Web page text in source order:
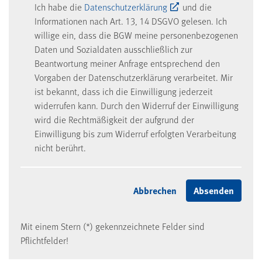
Ich habe die Datenschutzerklärung
und die
Informationen nach Art. 13, 14 DSGVO gelesen. Ich
willige ein, dass die BGW meine personenbezogenen
Daten und Sozialdaten ausschließlich zur
Beantwortung meiner Anfrage entsprechend den
Vorgaben der Datenschutzerklärung verarbeitet. Mir
ist bekannt, dass ich die Einwilligung jederzeit
widerrufen kann. Durch den Widerruf der Einwilligung
wird die Rechtmäßigkeit der aufgrund der
Einwilligung bis zum Widerruf erfolgten Verarbeitung
nicht berührt.
Mit einem Stern (*) gekennzeichnete Felder sind
Pflichtfelder!